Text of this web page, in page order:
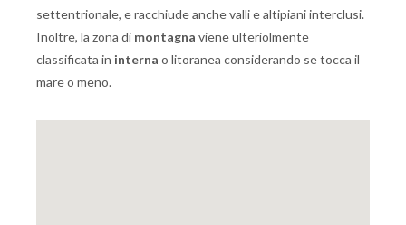
settentrionale, e racchiude anche valli e altipiani interclusi.
Inoltre, la zona di montagna viene ulteriolmente
classificata in interna o litoranea considerando se tocca il
mare o meno.